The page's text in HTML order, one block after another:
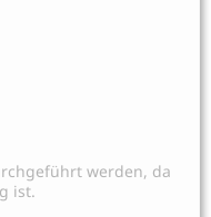
werden, da
ist.